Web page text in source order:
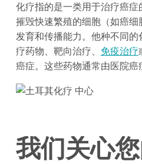
化疗指的是一类用于治疗癌
摧毁快速繁殖的细胞（如癌细
发育和传播能力。他种不同
疗药物、靶向治疗、 免疫治疗
癌症。这些药物通常由医院癌
我们关心